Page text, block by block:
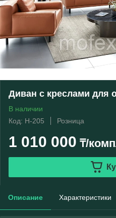
Диван с креслами для
В наличии
Код: H-205
Розница
1 010 000 ₸/
Описание Характеристики